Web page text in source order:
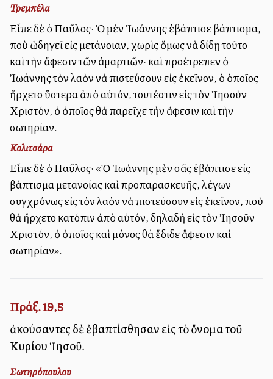
Τρεμπέλα
Εἶπε δὲ ὁ Παῦλος· Ὁ μὲν Ἰωάννης ἐβάπτισε βάπτισμα,
ποὺ ὡδηγεῖ εἰς μετάνοιαν, χωρὶς ὅμως νὰ δίδῃ τοῦτο
καὶ τὴν ἄφεσιν τῶν ἁμαρτιῶν· καὶ προέτρεπεν ὁ
Ἰωάννης τὸν λαὸν νὰ πιστεύσουν εἰς ἐκεῖνον, ὁ ὁποῖος
ἤρχετο ὕστερα ἀπὸ αὐτόν, τουτέστιν εἰς τὸν Ἰησοὺν
Χριστόν, ὁ ὁποῖος θὰ παρεῖχε τὴν ἄφεσιν καὶ τὴν
σωτηρίαν.
Κολιτσάρα
Εἶπε δὲ ὁ Παῦλος· «Ὁ Ἰωάννης μὲν σᾶς ἐβάπτισε εἰς
βάπτισμα μετανοίας καὶ προπαρασκευῆς, λέγων
συγχρόνως εἰς τὸν λαὸν νὰ πιστεύσουν εἰς ἐκεῖνον, ποὺ
θὰ ἤρχετο κατόπιν ἀπὸ αὐτόν, δηλαδὴ εἰς τὸν Ἰησοῦν
Χριστόν, ὁ ὁποῖος καὶ μόνος θὰ ἔδιδε ἄφεσιν καὶ
σωτηρίαν».
Πράξ. 19,5
ἀκούσαντες δὲ ἐβαπτίσθησαν εἰς τὸ ὄνομα τοῦ
Κυρίου Ἰησοῦ.
Σωτηρόπουλου